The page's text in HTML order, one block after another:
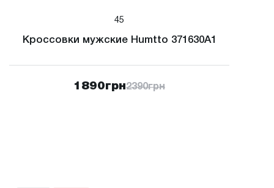
45
Кроссовки мужские Humtto 371630A1
1890грн2390грн